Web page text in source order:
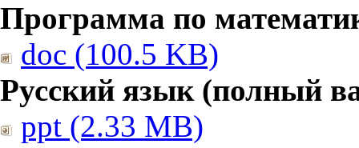
Программа по
doc (100.5 KB)
Русский язык (полный
ppt (2.33 MB)